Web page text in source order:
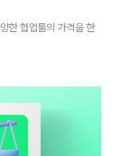
한 협업툴의 가격을 한